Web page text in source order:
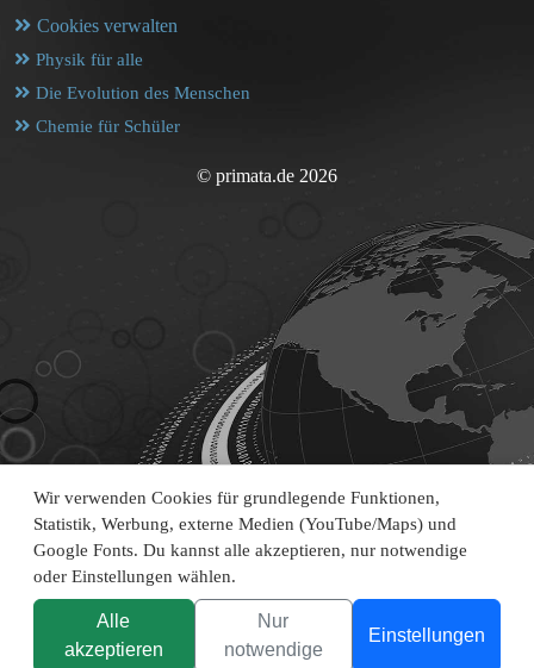
Wir verwenden Cookies für grundlegende Funktionen,
Statistik, Werbung, externe Medien (YouTube/Maps) und
Google Fonts. Du kannst alle akzeptieren, nur notwendige
oder Einstellungen wählen.
Alle
akzeptieren
Nur
notwendige
Einstellungen
Cookies verwalten
Physik für alle
Die Evolution des Menschen
Chemie für Schüler
© primata.de 2026